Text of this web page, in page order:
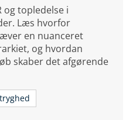
og topledelse i
Læs hvorfor
en nuanceret
og hvordan
skaber det afgørende